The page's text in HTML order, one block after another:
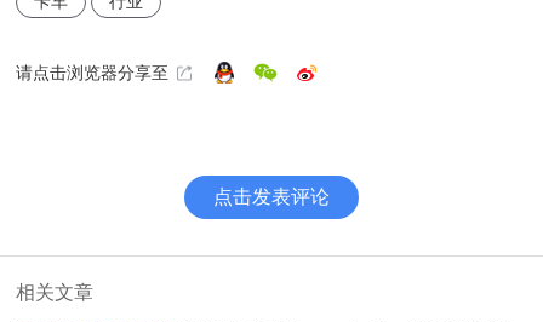
请点击浏览器分享至
点击发表评论
相关文章